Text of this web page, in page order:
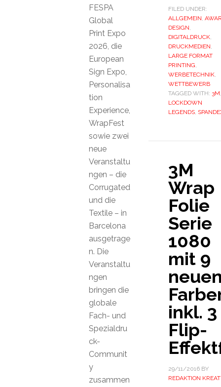
FILED UNDER:
ALLGEMEIN,
DESIGN,
DIGITALDRUCK,
DRUCKMEDIEN,
LARGE FORMAT
PRINTING,
WERBETECHNIK,
WETTBEWERB
TAGGED WITH: 3M,
LOCKDOWN
LEGENDS,
3M
Wrap
Folie
Serie
1080
mit 9
inkl. 3
Flip-
29/11/2016BY
REDAKTION
FESPA
Global
Print Expo
2026, die
European
Sign Expo,
Personalisa
tion
Experience,
WrapFest
sowie zwei
neue
Veranstaltu
ngen – die
Corrugated
und die
Textile – in
Barcelona
ausgetrage
n. Die
Veranstaltu
ngen
bringen die
globale
Fach- und
Spezialdru
ck-
Communit
y
zusammen